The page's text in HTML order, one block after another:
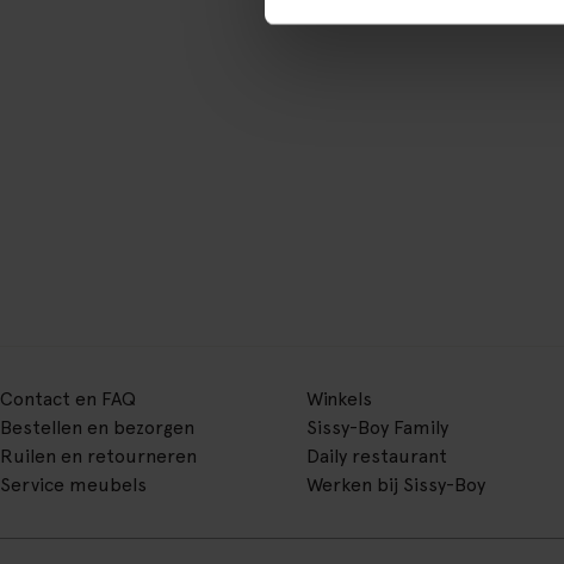
Contact en FAQ
Bestellen en bezorgen
Ruilen en retourneren
Service meubels
Winkels
Sissy-Boy Family
Daily restaurant
Werken bij Sissy-Boy